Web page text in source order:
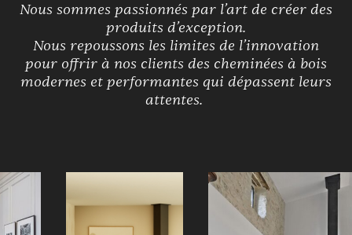
Nous sommes passionnés par l’art de créer des
produits d’exception.
Nous repoussons les limites de l’innovation
pour offrir à nos clients des cheminées à bois
modernes et performantes qui dépassent leurs
attentes.